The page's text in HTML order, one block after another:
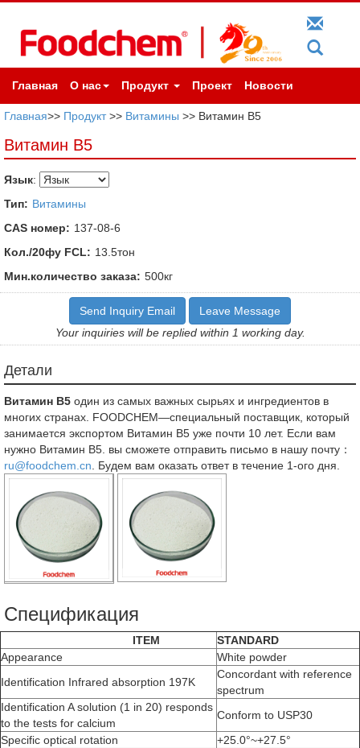
Главная О нас Продукт Проект Новости
Главная>> Продукт>> Витамины >> Витамин В5
Витамин В5
Язык:
Тип: Витамины
CAS номер: 137-08-6
Кол./20фу FCL: 13.5тон
Мин.количество заказа: 500кг
Send Inquiry Email
Leave Message
Your inquiries will be replied within 1 working day.
Детали
Витамин В5 один из самых важных сырьях и ингредиентов в
многих странах. FOODCHEM—специальный поставщик, который
занимается экспортом Витамин В5 уже почти 10 лет. Если вам
нужно Витамин В5. вы сможете отправить письмо в нашу почту：
ru@foodchem.cn . Будем вам оказать ответ в течение 1-ого дня.
Спецификация
ITEM
STANDARD
Appearance
White powder
Identification Infrared absorption 197K
Concordant with reference
spectrum
Identification A solution (1 in 20) responds
to the tests for calcium
Conform to USP30
Specific optical rotation
+25.0°~+27.5°